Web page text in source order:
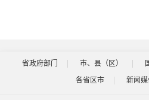
省政府部门 市、县（区）
各省区市
新闻